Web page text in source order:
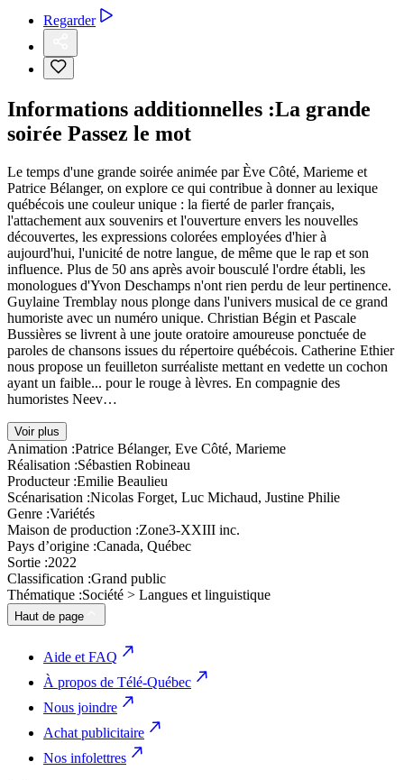
Regarder
Informations additionnelles :La grande
soirée Passez le mot
Le temps d'une grande soirée animée par Ève Côté, Marieme et
Patrice Bélanger, on explore ce qui contribue à donner au lexique
québécois une couleur unique : la fierté de parler français,
l'attachement aux souvenirs et l'ouverture envers les nouvelles
découvertes, les expressions colorées employées d'hier à
aujourd'hui, l'unicité de notre langue, de même que le rap et son
influence. Plus de 50 ans après avoir bousculé l'ordre établi, les
monologues d'Yvon Deschamps n'ont rien perdu de leur pertinence.
Guylaine Tremblay nous plonge dans l'univers musical de ce grand
humoriste avec un numéro unique. Christian Bégin et Pascale
Bussières se livrent à une joute oratoire amoureuse ponctuée de
paroles de chansons issues du répertoire québécois. Catherine Ethier
nous propose un feuilleton surréaliste mettant en vedette un cochon
ayant un faible... pour le rouge à lèvres. En compagnie des
humoristes Neev…
Voir plus
Animation :Patrice Bélanger, Eve Côté, Marieme
Réalisation :Sébastien Robineau
Producteur :Emilie Beaulieu
Scénarisation :Nicolas Forget, Luc Michaud, Justine Philie
Genre :Variétés
Maison de production :Zone3-XXIII inc.
Pays d’origine :Canada, Québec
Sortie :2022
Classification :Grand public
Thématique :Société > Langues et linguistique
Haut de page
Aide et FAQ
À propos de Télé-Québec
Nous joindre
Achat publicitaire
Nos infolettres